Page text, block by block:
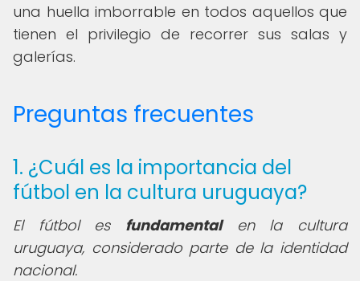
una huella imborrable en todos aquellos que
tienen el privilegio de recorrer sus salas y
galerías.
Preguntas frecuentes
1. ¿Cuál es la importancia del
fútbol en la cultura uruguaya?
El fútbol es fundamentalen la cultura
uruguaya, considerado parte de la identidad
nacional.